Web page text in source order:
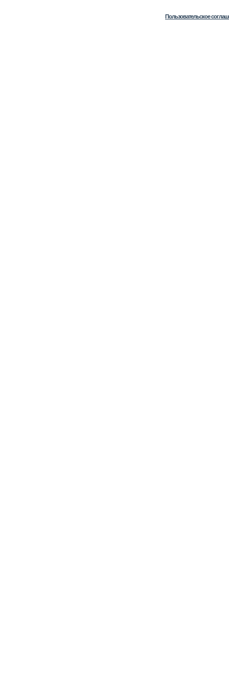
Пользовательское